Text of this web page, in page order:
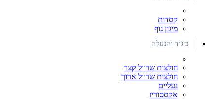
קסדות
מיגון גוף
ביגוד והנעלה
חולצות שרוול קצר
חולצות שרוול ארוך
נעליים
אקססוריז